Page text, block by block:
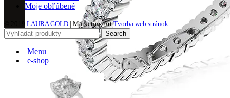
Moje obľúbené
LAURA GOLD | Marketing ArtTvorba web stránok
Search
Menu
e-shop